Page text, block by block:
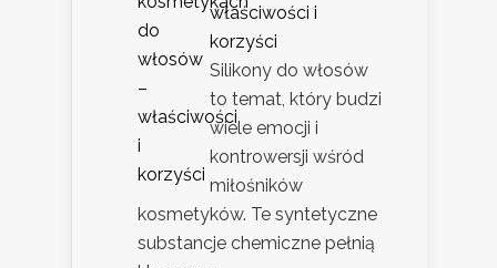
właściwości i
korzyści
Silikony do włosów
to temat, który budzi
wiele emocji i
kontrowersji wśród
miłośników
kosmetyków. Te syntetyczne
substancje chemiczne pełnią